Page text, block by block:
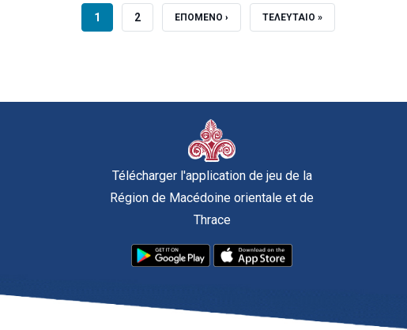
PAGE COURANTE
1 PAGE
2 PAGE SUIVANTE
ΕΠΟΜΕΝΟ › DERNIÈRE PAGE
ΤΕΛΕΥΤΑΙΟ »
Télécharger l'application de jeu de la
Région de Macédoine orientale et de
Thrace